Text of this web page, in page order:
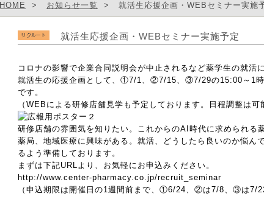
HOME > お知らせ一覧 > 就活生応援企画・WEBセミナー実施
就活生応援企画・WEBセミナー実施予定
コロナの影響で企業合同説明会が中止されるなど薬学生の就活
就活生の応援企画として、①7/1、②7/15、③7/29の15:00～1時
です。
（WEBによる研修店舗見学も予定しております。日程調整は可
研修店舗の雰囲気を知りたい。これからのAI時代に求められる
薬局、地域医療に興味がある。就活、どうしたら良いのか悩ん
るよう準備しております。
まずは下記URLより、お気軽にお申込みください。
http://www.center-pharmacy.co.jp/recruit_seminar
（申込期限は開催日の1週間前まで、①6/24、②は7/8、③は7/